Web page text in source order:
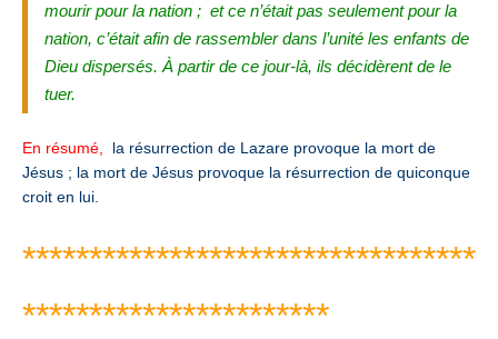
mourir pour la nation ; et ce n’était pas seulement pour la
nation, c’était afin de rassembler dans l’unité les enfants de
Dieu dispersés. À partir de ce jour-là, ils décidèrent de le
tuer.
En résumé,
la résurrection de Lazare provoque la mort de
Jésus ; la mort de Jésus provoque la résurrection de quiconque
croit en lui.
**********************************
***********************